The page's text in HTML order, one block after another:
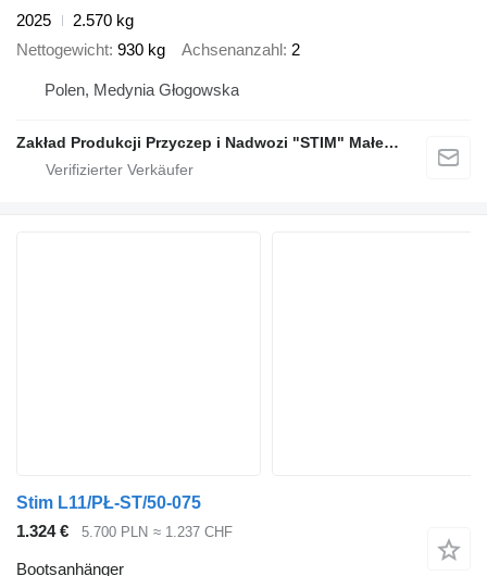
2025
2.570 kg
Nettogewicht 930 kg Achsenanzahl 2
Polen, Medynia Głogowska
Zakład Produkcji Przyczep i Nadwozi "STIM" Małecki s.j.
Stim L11/PŁ-ST/50-075
1.324 €
5.700 PLN ≈ 1.237 CHF
Bootsanhänger